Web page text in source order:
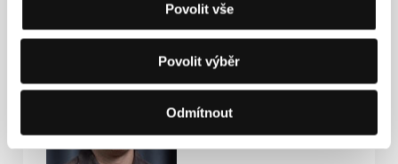
Povolit vše
Povolit výběr
Odmítnout